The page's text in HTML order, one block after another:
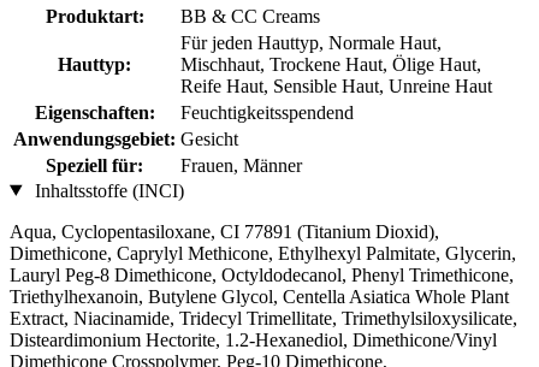
Produktart:
BB & CC Creams
Hauttyp:
Für jeden Hauttyp, Normale Haut,
Mischhaut, Trockene Haut, Ölige Haut,
Reife Haut, Sensible Haut, Unreine Haut
Eigenschaften:
Feuchtigkeitsspendend
Anwendungsgebiet: Gesicht
Speziell für:
Frauen, Männer
Inhaltsstoffe (INCI)
Aqua, Cyclopentasiloxane, CI 77891 (Titanium Dioxid),
Dimethicone, Caprylyl Methicone, Ethylhexyl Palmitate, Glycerin,
Lauryl Peg-8 Dimethicone, Octyldodecanol, Phenyl Trimethicone,
Triethylhexanoin, Butylene Glycol, Centella Asiatica Whole Plant
Extract, Niacinamide, Tridecyl Trimellitate, Trimethylsiloxysilicate,
Disteardimonium Hectorite, 1.2-Hexanediol, Dimethicone/Vinyl
Dimethicone Crosspolymer, Peg-10 Dimethicone,